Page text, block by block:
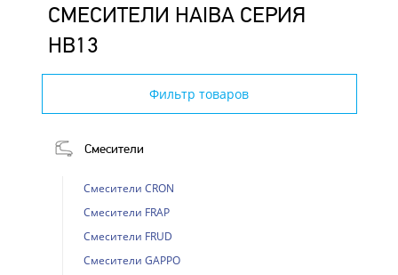
СМЕСИТЕЛИ HAIBA СЕРИЯ
HB13
Фильтр товаров
Смесители
Смесители CRON
Смесители FRAP
Смесители FRUD
Смесители GAPPO